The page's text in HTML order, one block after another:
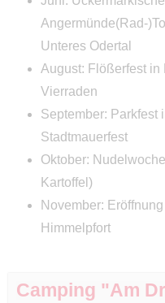
Angermünde(Rad-
Unteres Odertal
August: Flößerfest in
Vierraden
September: Parkfest
Stadtmauerfest
Oktober:
Kartoffel)
November:
Himmelpfort
Camping "Am